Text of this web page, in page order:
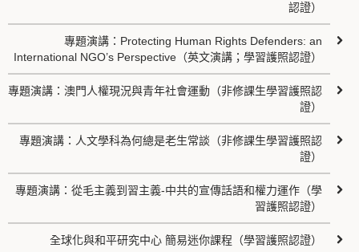
認證）
專題演講：Protecting Human Rights Defenders: an
International NGO’s Perspective（英文演講；學習護照認證）
專題演講：澳門人權現況與青年社會運動（非修課生學習護照認
證）
專題演講：人文學科為何總是老生常談（非修課生學習護照認
證）
專題演講：從毛主義到習主義-中共的宣傳話語和權力運作（學
習護照認證）
全球化與和平研究中心 簡易迷你課程（學習護照認證）